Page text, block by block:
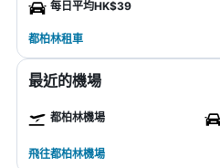
每日平均HK$39
都柏林租車
最近的機場
都柏林機場
飛往都柏林機場